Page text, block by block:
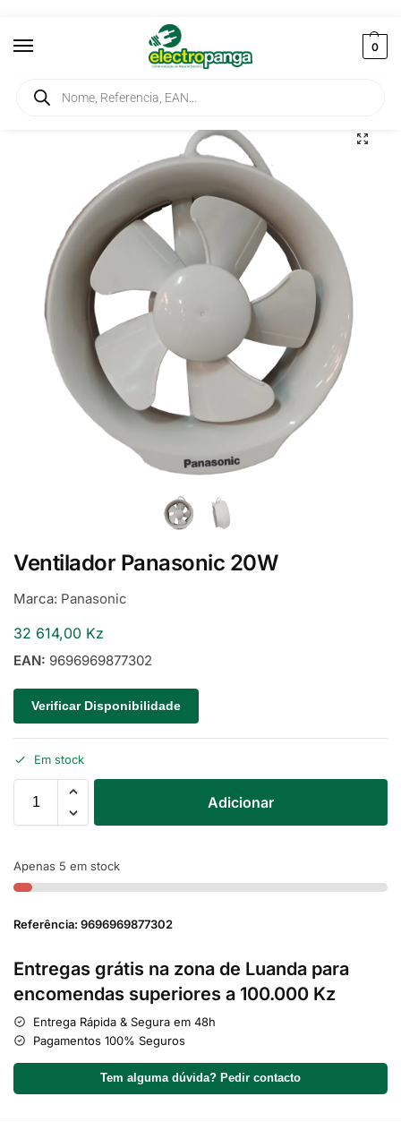
0
Início / Ventilação e Climatização
Ventilador Panasonic 20W
Marca: Panasonic
32 614,00 Kz
EAN: 9696969877302
Verificar Disponibilidade
Em stock
Adicionar
Apenas 5 em stock
Referência: 9696969877302
Entregas grátis na zona de Luanda para
encomendas superiores a 100.000 Kz
Entrega Rápida & Segura em 48h
Pagamentos 100% Seguros
Tem alguma dúvida? Pedir contacto